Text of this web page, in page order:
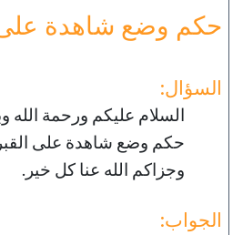
حكم وضع شاهدة على
السؤال:
السلام عليكم ورحمة الله
حكم وضع شاهدة على
وجزاكم الله عنا كل خير.
الجواب: